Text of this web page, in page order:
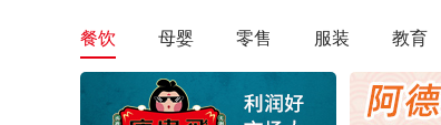
餐饮 母婴 零售 服装 教育